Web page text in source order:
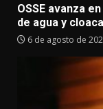
OSSE avanza
de agua y
6 de agosto de